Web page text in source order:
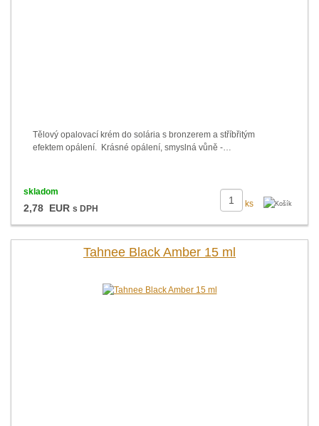
Tělový opalovací krém do solária s bronzerem a stříbřitým
efektem opálení. Krásné opálení, smyslná vůně -…
ks
skladom
2,78 EUR s DPH
Tahnee Black Amber 15 ml